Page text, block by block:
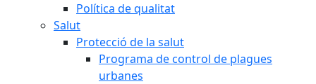
Política de qualitat
Salut
Protecció de la salut
Programa de control de plagues
urbanes